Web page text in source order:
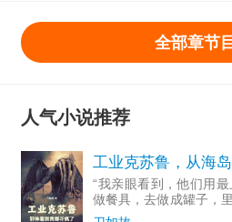
全部章节
人气小说推荐
工业克苏鲁，从海
“我亲眼看到，他们用
做餐具，去做成罐子，
随手扔掉...